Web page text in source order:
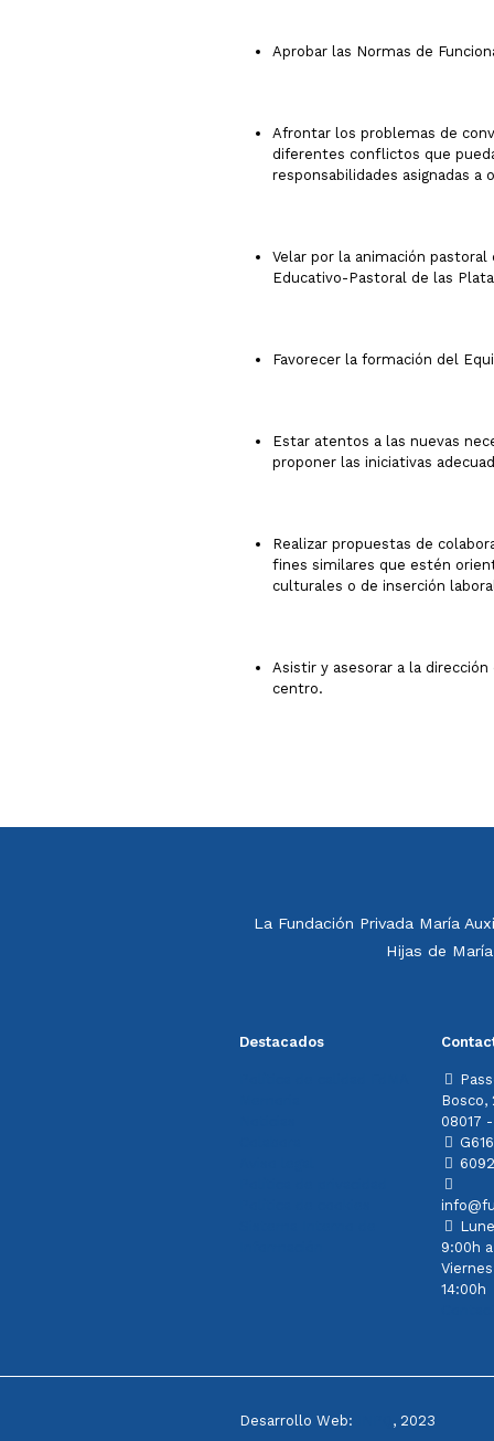
Aprobar las Normas de
Afrontar los problemas de
diferentes conflictos que
responsabilidades asignadas a
Velar por la animación
Educativo-Pastoral de las
Favorecer la formación del
Estar atentos a las nuevas
proponer las iniciativas
Realizar propuestas de
fines similares que estén
culturales o de inserción
Asistir y asesorar a la
centro.
La Fundación Privada María
Hijas de
Destacados
Bosco,
08017
9:00h
14:00h
Desarrollo Web: , 2023